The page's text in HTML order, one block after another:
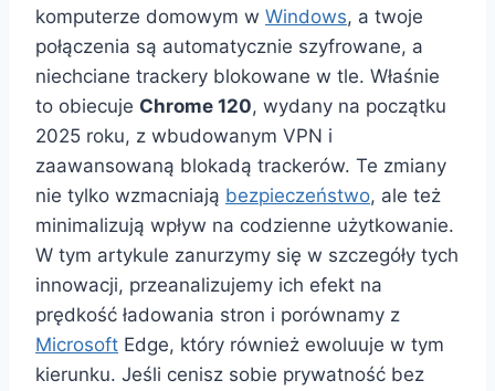
komputerze domowym w Windows, a twoje
połączenia są automatycznie szyfrowane, a
niechciane trackery blokowane w tle. Właśnie
to obiecuje Chrome 120, wydany na początku
2025 roku, z wbudowanym VPN i
zaawansowaną blokadą trackerów. Te zmiany
nie tylko wzmacniają bezpieczeństwo, ale też
minimalizują wpływ na codzienne użytkowanie.
W tym artykule zanurzymy się w szczegóły tych
innowacji, przeanalizujemy ich efekt na
prędkość ładowania stron i porównamy z
Microsoft Edge, który również ewoluuje w tym
kierunku. Jeśli cenisz sobie prywatność bez